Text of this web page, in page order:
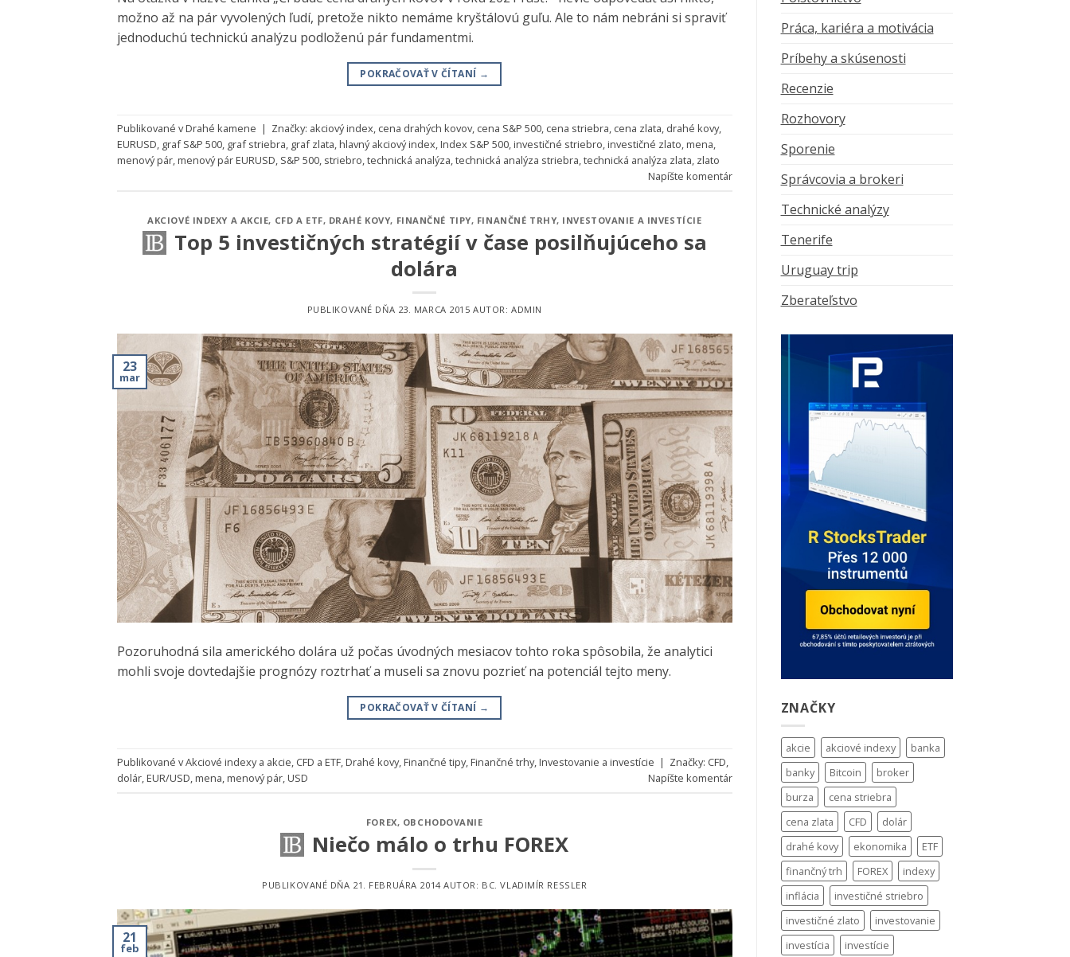
možno až na pár vyvolených ľudí, pretože nikto nemáme kryštálovú guľu. Ale to nám nebráni si spraviť
jednoduchú technickú analýzu podloženú pár fundamentmi.
POKRAČOVAŤ V ČÍTANÍ →
Publikované vDrahé kamene | Značky: akciový index, cena drahých kovov, cena S&P 500, cena striebra, cena zlata, drahé kovy,
EURUSD, graf S&P 500, graf striebra, graf zlata,hlavný akciový index,Index S&P 500,investičné striebro,investičné zlato,mena,
menový pár,menový pár EURUSD, S&P 500, striebro,technická analýza,technická analýza striebra,technická analýza zlata, zlato
Napíšte komentár
AKCIOVÉ INDEXY A AKCIE, CFD A ETF, DRAHÉ KOVY, FINANČNÉ TIPY, FINANČNÉ TRHY, INVESTOVANIE A INVESTÍCIE
Top 5 investičných stratégií v čase posilňujúceho sa
dolára
PUBLIKOVANÉ DŇA 23. MARCA 2015 AUTOR: ADMIN
23
mar
Pozoruhodná sila amerického dolára už počas úvodných mesiacov tohto roka spôsobila, že analytici
mohli svoje dovtedajšie prognózy roztrhať a museli sa znovu pozrieť na potenciál tejto meny.
POKRAČOVAŤ V ČÍTANÍ →
Publikované vAkciové indexy a akcie, CFD a ETF,Drahé kovy,Finančné tipy,Finančné trhy,Investovanie a investície | Značky: CFD,
dolár,EUR/USD,mena,menový pár,USD Napíšte komentár
FOREX, OBCHODOVANIE
Niečo málo o trhu FOREX
PUBLIKOVANÉ DŇA 21. FEBRUÁRA 2014AUTOR: BC. VLADIMÍR RESSLER
21
feb
Práca, kariéra a motivácia
Príbehy a skúsenosti
Recenzie
Rozhovory
Sporenie
Správcovia a brokeri
Technické analýzy
Tenerife
Uruguay trip
Zberateľstvo
ZNAČKY
akcie akciové indexy
banka
banky
Bitcoin
broker
burza
cena striebra
cena zlata
CFD
dolár
drahé kovy
ekonomika
ETF
finančný trh
FOREX
indexy
inflácia
investičné striebro
investičné zlato
investovanie
investícia
investície